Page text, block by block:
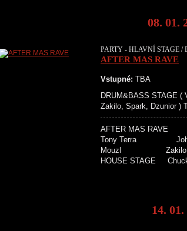
08. 01.
PARTY - HLAVNÍ STAGE /
AFTER MAS RAVE
Vstupné: TBA
DRUM&BASS STAGE (
Zakilo, Spark, Dzunior )
AFTER MAS
Tony Terra
Mouzl
HOUSE
14.